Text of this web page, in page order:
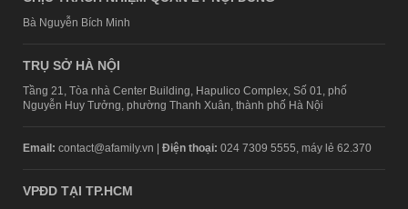
Bà Nguyễn Bích Minh
TRỤ SỞ HÀ NỘI
Tầng 21, Tòa nhà Center Building, Hapulico Complex, Số 01, phố
Nguyễn Huy Tưởng, phường Thanh Xuân, thành phố Hà Nội
Email: contact@afamily.vn | Điện thoại: 024 7309 5555, máy lẻ 62.370
VPĐD TẠI TP.HCM